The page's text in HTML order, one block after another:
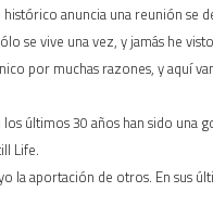
anuncia una reunión se
se vive una vez, y jamás he
por muchas razones, y aquí
últimos 30 años han sido una
Life.
la aportación de otros. En sus